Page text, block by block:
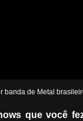
banda de Metal
que você